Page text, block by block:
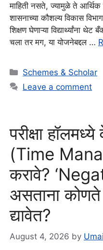
माहिती नसते, ज्यामुळे ते आर्थिक
शासनाच्या कौशल्य विकास
शिक्षण घेणाऱ्या विद्यार्थ्यांना
चला तर मग, या योजनेबद्दल …
Categories
Schemes & Scholar
Leave a comment
परीक्षा
(Time
करावे?
असताना
द्यावेत?
August 4, 2026 by